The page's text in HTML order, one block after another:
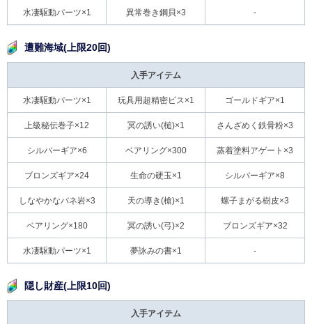
水凄駆動パーツ×1 異常巻き鋼貝×3 -
遭難海域(上限20回)
入手アイテム
水凄駆動パーツ×1 玩具用超精密ビス×1 ゴールドギア×1
上級秘伝巻子×12 冥の誘い(槌)×1 さんざめく鉄骨粉×3
シルバーギア×6 ベアリング×300 蒸着塗料アゲート×3
ブロンズギア×24 生命の硬玉×1 シルバーギア×8
しなやかなバネ岩×3 天の導き(槍)×1 螺子まがる樹皮×3
ベアリング×180 冥の誘い(弓)×2 ブロンズギア×32
水凄駆動パーツ×1 夢詠みの書×1 -
隠し財産(上限10回)
入手アイテム